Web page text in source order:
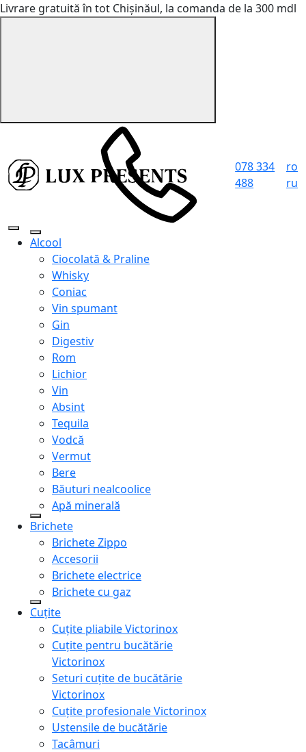
Livrare gratuită în tot Chișinăul, la comanda de la 300 mdl
078 334
488
ro
ru
Alcool
Ciocolată & Praline
Whisky
Coniac
Vin spumant
Gin
Digestiv
Rom
Lichior
Vin
Absint
Tequila
Vodcă
Vermut
Bere
Băuturi nealcoolice
Apă minerală
Brichete
Brichete Zippo
Accesorii
Brichete electrice
Brichete cu gaz
Cuțite
Cuțite pliabile Victorinox
Cuțite pentru bucătărie
Victorinox
Seturi cuțite de bucătărie
Victorinox
Cuțite profesionale Victorinox
Ustensile de bucătărie
Tacâmuri